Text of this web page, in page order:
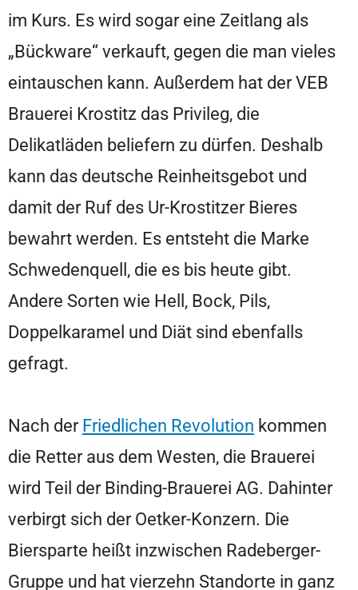
im Kurs. Es wird sogar eine Zeitlang als
„Bückware“ verkauft, gegen die man vieles
eintauschen kann. Außerdem hat der VEB
Brauerei Krostitz das Privileg, die
Delikatläden beliefern zu dürfen. Deshalb
kann das deutsche Reinheitsgebot und
damit der Ruf des Ur-Krostitzer Bieres
bewahrt werden. Es entsteht die Marke
Schwedenquell, die es bis heute gibt.
Andere Sorten wie Hell, Bock, Pils,
Doppelkaramel und Diät sind ebenfalls
gefragt.
Nach derFriedlichen Revolution kommen
die Retter aus dem Westen, die Brauerei
wird Teil der Binding-Brauerei AG. Dahinter
verbirgt sich der Oetker-Konzern. Die
Biersparte heißt inzwischen Radeberger-
Gruppe und hat vierzehn Standorte in ganz